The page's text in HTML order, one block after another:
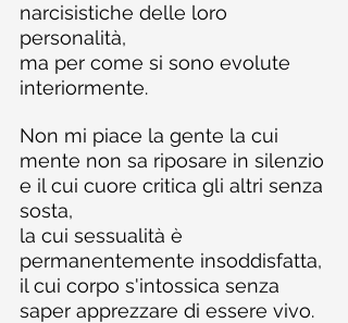
narcisistiche delle loro
personalità,
ma per come si sono evolute
interiormente.
Non mi piace la gente la cui
mente non sa riposare in silenzio
e il cui cuore critica gli altri senza
sosta,
la cui sessualità è
permanentemente insoddisfatta,
il cui corpo s'intossica senza
saper apprezzare di essere vivo.